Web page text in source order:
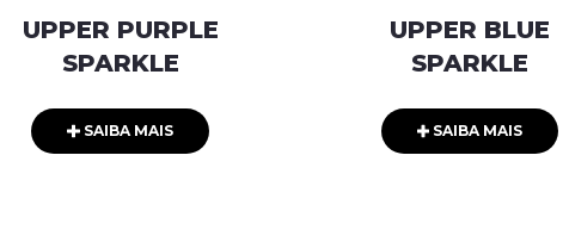
UPPER PURPLE
SPARKLE
SAIBA MAIS
UPPER BLUE
SPARKLE
SAIBA MAIS